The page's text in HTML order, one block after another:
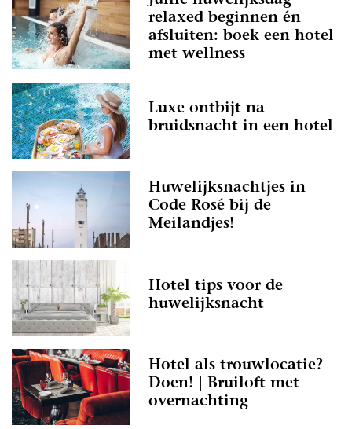
relaxed beginnen én
afsluiten: boek een hotel
met wellness
Luxe ontbijt na
bruidsnacht in een hotel
Huwelijksnachtjes in
Code Rosé bij de
Meilandjes!
Hotel tips voor de
huwelijksnacht
Hotel als trouwlocatie?
Doen! | Bruiloft met
overnachting